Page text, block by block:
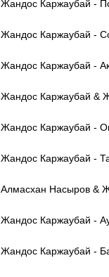
Жандос Каржаубай -
Жандос Каржаубай -
Жандос Каржаубай -
Жандос Каржаубай &
Жандос Каржаубай -
Жандос Каржаубай -
Алмасхан Насыров &
Жандос Каржаубай -
Жандос Каржаубай -